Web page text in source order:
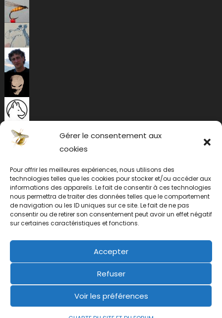
Gérer le consentement aux
cookies
Pour offrir les meilleures expériences, nous utilisons des
technologies telles que les cookies pour stocker et/ou accéder aux
informations des appareils. Le fait de consentir à ces technologies
nous permettra de traiter des données telles que le comportement
de navigation ou les ID uniques sur ce site. Le fait de ne pas
consentir ou de retirer son consentement peut avoir un effet négatif
sur certaines caractéristiques et fonctions.
Accepter
Refuser
Voir les préférences